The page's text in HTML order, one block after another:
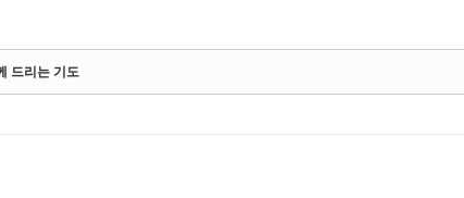
드리는 기도
북5
북5